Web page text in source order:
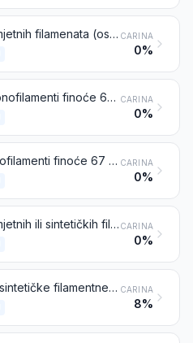
Pređa od umjetnih filamenata (osim konca za šivanje), nepripremljena u pakiranja za pojedinačnu prodaju, uključujući umjetne monofilamente finoće manje od 67 deciteksa CARINA
0%
Sintetički monofilamenti finoće 67 deciteksa i veće, s niti jednom dimenzijom poprečnog presjeka većom od 1 mm; vrpce i slično (na primjer, umjetna slama), od sintetičkih tekstilnih materijala, očevidne širine ne veće od 5 mm CARINA
0%
Umjetni monofilamenti finoće 67 deciteksa ili veće s niti jednom dimenzijom poprečnog presjeka većom od 1 mm; vrpce i slično (na primjer, umjetna slama), od umjetnih tekstilnih materijala, očevidne širine ne veće od 5 mm CARINA
0%
Pređa od umjetnih ili sintetičkih filamenata (osim konca za šivanje), pripremljena u pakiranja za pojedinačnu prodaju CARINA
0%
Tkanine od sintetičke filamentne pređe, uključujući tkanine dobivene od proizvoda iz tarifnog broja 5404 CARINA
8%